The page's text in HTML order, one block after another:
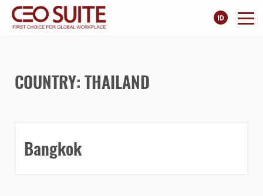
COUNTRY: THAILAND
Bangkok